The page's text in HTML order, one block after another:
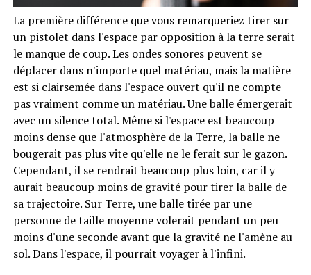
La première différence que vous remarqueriez tirer sur
un pistolet dans l'espace par opposition à la terre serait
le manque de coup. Les ondes sonores peuvent se
déplacer dans n'importe quel matériau, mais la matière
est si clairsemée dans l'espace ouvert qu'il ne compte
pas vraiment comme un matériau. Une balle émergerait
avec un silence total. Même si l'espace est beaucoup
moins dense que l'atmosphère de la Terre, la balle ne
bougerait pas plus vite qu'elle ne le ferait sur le gazon.
Cependant, il se rendrait beaucoup plus loin, car il y
aurait beaucoup moins de gravité pour tirer la balle de
sa trajectoire. Sur Terre, une balle tirée par une
personne de taille moyenne volerait pendant un peu
moins d'une seconde avant que la gravité ne l'amène au
sol. Dans l'espace, il pourrait voyager à l'infini.